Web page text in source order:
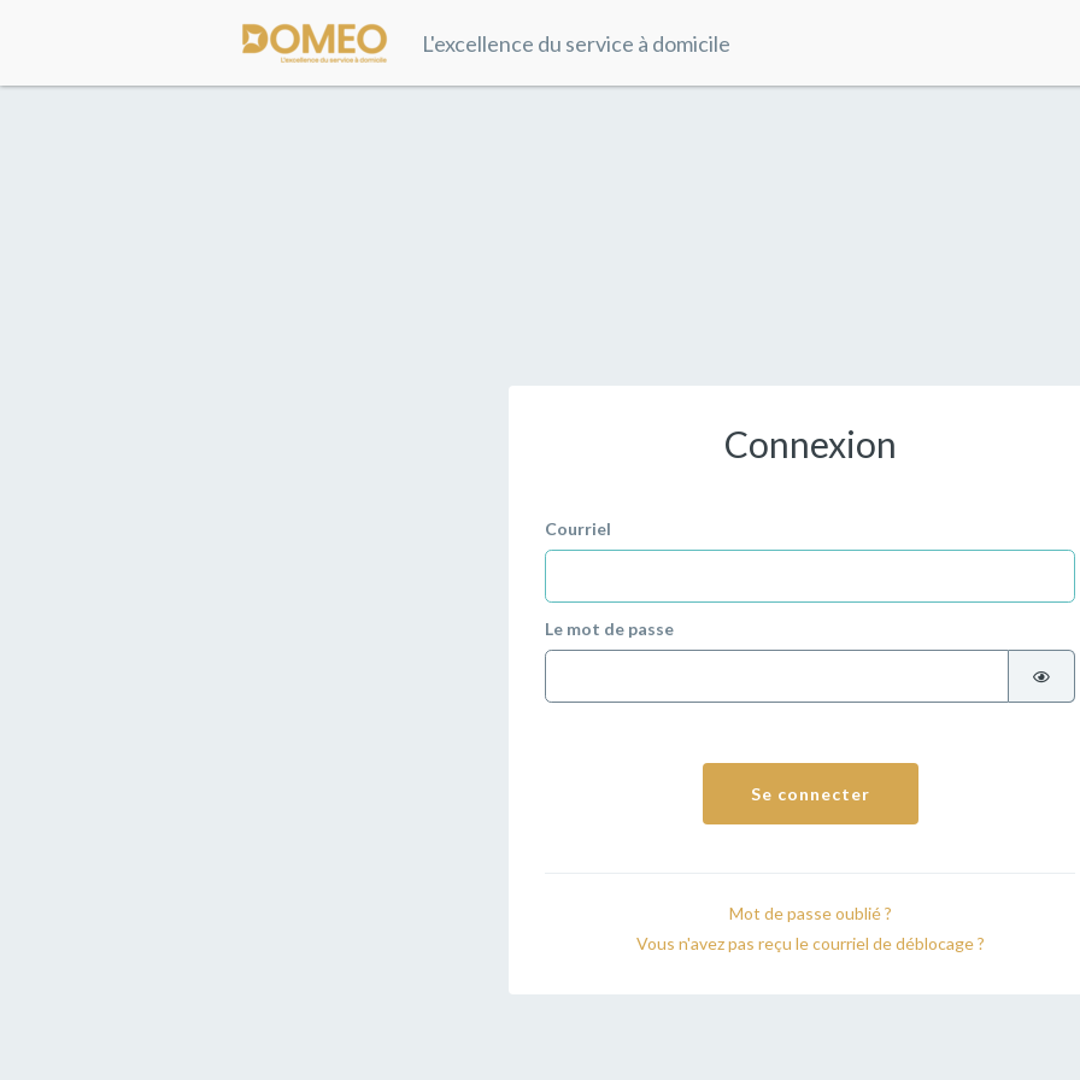
L'excellence du service à domicile
Connexion
Courriel
Le mot de passe
Se connecter
Mot de passe oublié ?
Vous n'avez pas reçu le courriel de déblocage ?